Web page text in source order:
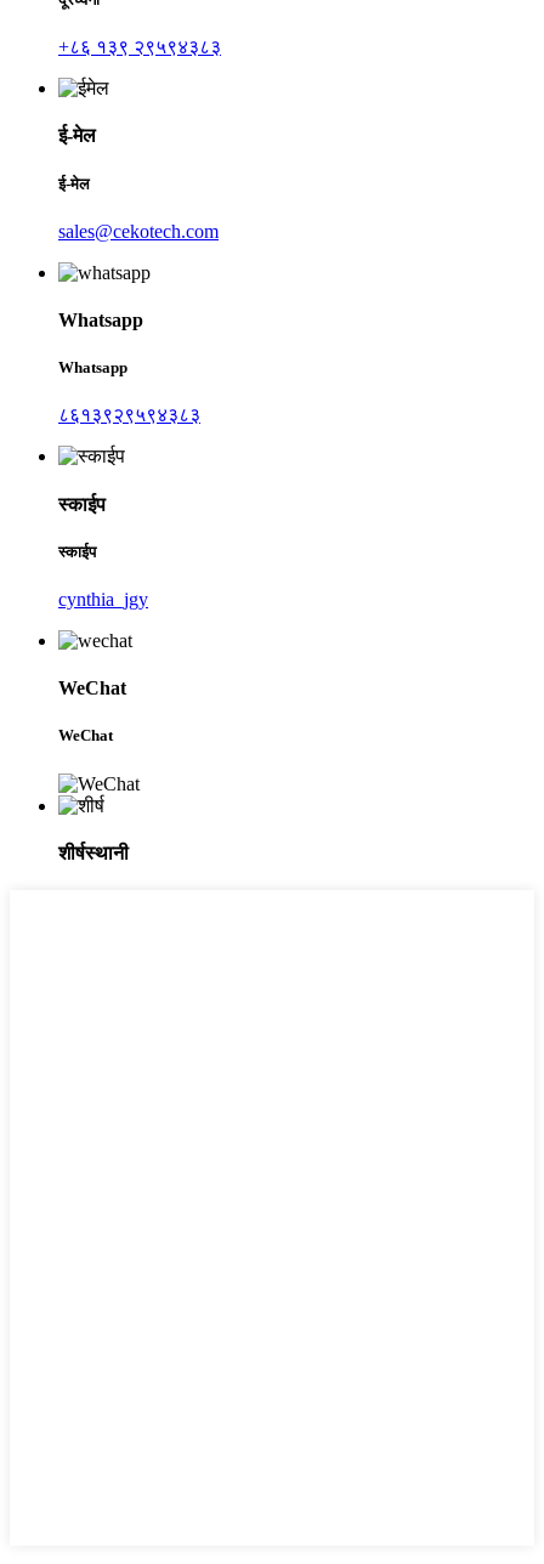
+८६ १३९ २९५९४३८३
ई-मेल
ई-मेल
sales@cekotech.com
Whatsapp
Whatsapp
८६१३९२९५९४३८३
स्काईप
स्काईप
cynthia_jgy
WeChat
WeChat
शीर्षस्थानी